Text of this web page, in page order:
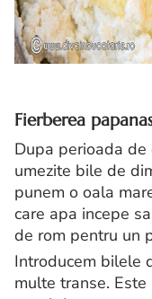
Fierberea
Dupa perioada de
umezite bile de
punem o oala
care apa incepe
de rom pentru un
Introducem bilele
multe transe.